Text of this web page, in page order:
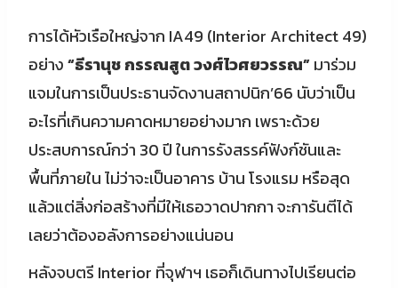
การได้หัวเรือใหญ่จาก IA49 (Interior Architect 49)
อย่าง“ธีรานุช กรรณสูต วงศ์ไวศยวรรณ”มาร่วม
แจมในการเป็นประธานจัดงานสถาปนิก’66 นับว่าเป็น
อะไรที่เกินความคาดหมายอย่างมาก เพราะด้วย
ประสบการณ์กว่า 30 ปี ในการรังสรรค์ฟังก์ชันและ
พื้นที่ภายใน ไม่ว่าจะเป็นอาคาร บ้าน โรงแรม หรือสุด
แล้วแต่สิ่งก่อสร้างที่มีให้เธอวาดปากกา จะการันตีได้
เลยว่าต้องอลังการอย่างแน่นอน
หลังจบตรี Interior ที่จุฬาฯ เธอก็เดินทางไปเรียนต่อ